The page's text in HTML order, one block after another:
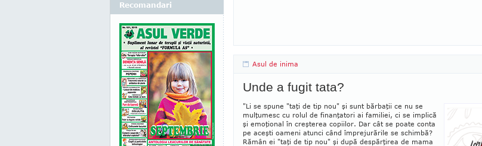
Asul de inima
Unde a fugit tata?
"Li se spune "taţi de tip nou" şi sunt bărbaţii ce nu se
mulţumesc cu rolul de fi­nan­ţa­tori ai fa­miliei, ci se implică
şi emoţio­nal în creşterea co­piilor. Dar cât se poate conta
pe aceşti oameni atunci când împrejurările se schimbă?
Ră­mân ei "taţi de tip nou" şi după des­părţirea de mama
Recomandari